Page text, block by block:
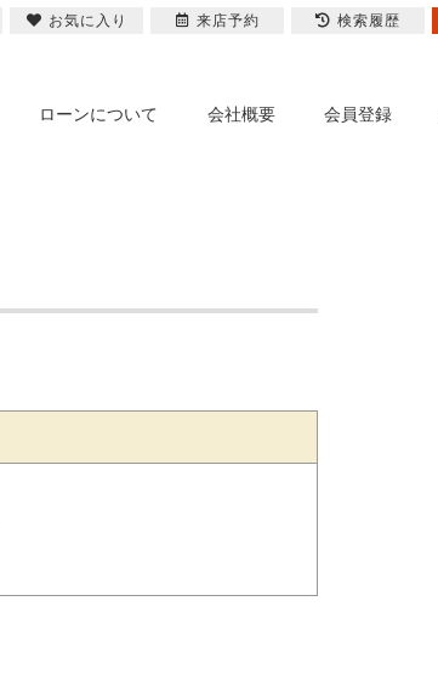
ローンについて 会社概要 会員登録
お気に入り 来店予約 検索履歴